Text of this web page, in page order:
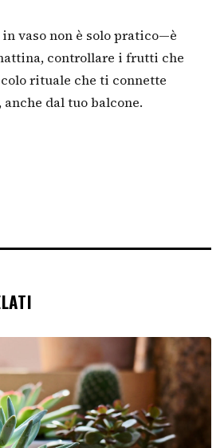
vaso non è solo pratico—è
controllare i frutti che
rituale che ti connette
dal tuo balcone.